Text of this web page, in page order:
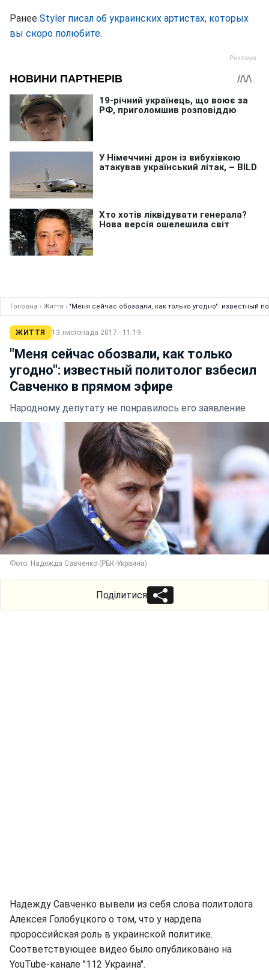
Ранее Styler писал об украинских артистах, которых
вы скоро полюбите.
Головна › Життя › "Меня сейчас обозвали, как только угодно": известный
ЖИТТЯ 13 листопада 2017 · 11:19
"Меня сейчас обозвали, как только
угодно": известный политолог взбесил
Савченко в прямом эфире
Народному депутату не понравилось его заявление
Фото: Надежда Савченко (РБК-Украина)
Поділитися
Надежду Савченко вывели из себя слова политолога
Алексея Голобуцкого о том, что у нардепа
пророссийская роль в украинской политике.
Соответствующее видео было опубликовано на
YouTube-канале "112 Украина".